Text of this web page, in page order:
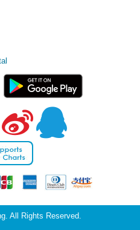
All Rights Reserved.